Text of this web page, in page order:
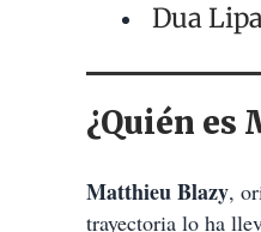
Dua
¿Quién es
Matthieu Blazy,
trayectoria lo ha